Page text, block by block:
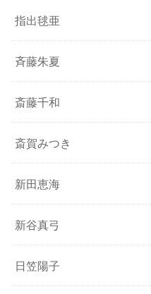
指出毬亜
斉藤朱夏
斎藤千和
斎賀みつき
新田恵海
新谷真弓
日笠陽子